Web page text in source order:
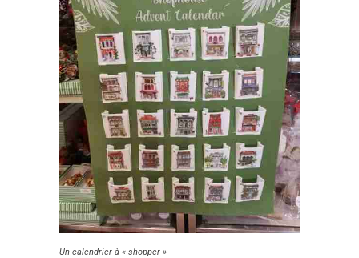
Un calendrier à « shopper »